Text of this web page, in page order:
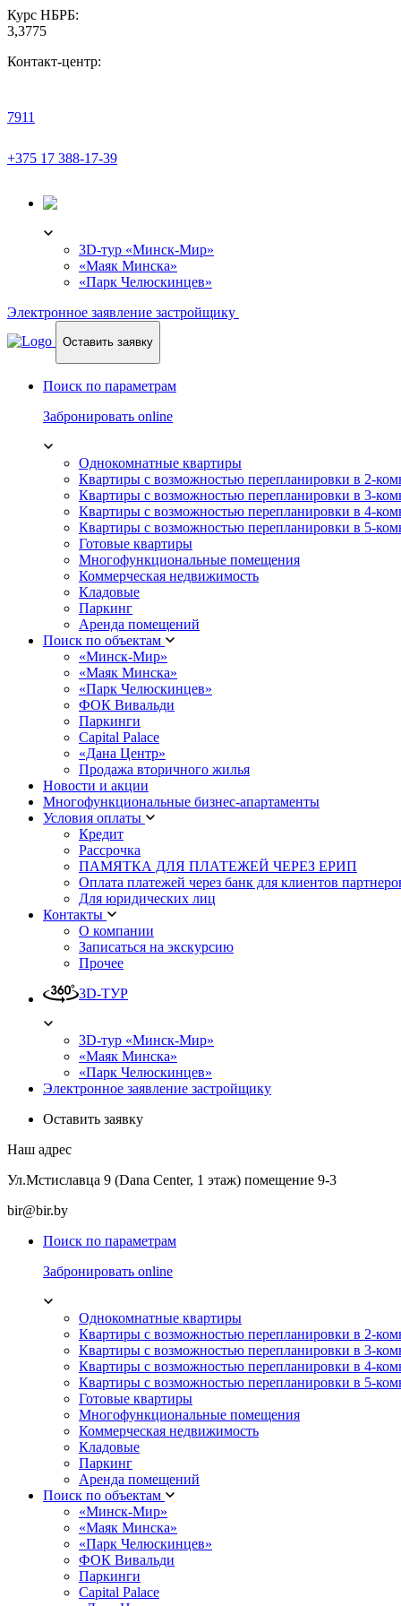
Курс НБРБ:
3,3775
Контакт-центр:
7911
+375 17 388-17-39
3D-тур «Минск-Мир»
«Маяк Минска»
«Парк Челюскинцев»
Электронное заявление застройщику
Оставить заявку
Поиск по параметрам
Забронировать online
Однокомнатные квартиры
Квартиры с возможностью перепланировки в 2-
Квартиры с возможностью перепланировки в 3-
Квартиры с возможностью перепланировки в 4-
Квартиры с возможностью перепланировки в 5-
Готовые квартиры
Многофункциональные помещения
Коммерческая недвижимость
Кладовые
Паркинг
Аренда помещений
Поиск по объектам
«Минск-Мир»
«Маяк Минска»
«Парк Челюскинцев»
ФОК Вивальди
Паркинги
Capital Palace
«Дана Центр»
Продажа вторичного жилья
Новости и акции
Многофункциональные бизнес-апартаменты
Условия оплаты
Кредит
Рассрочка
ПАМЯТКА ДЛЯ ПЛАТЕЖЕЙ ЧЕРЕЗ ЕРИП
Оплата платежей через банк для клиентов
Для юридических лиц
Контакты
О компании
Записаться на экскурсию
Прочее
3D-ТУР
3D-тур «Минск-Мир»
«Маяк Минска»
«Парк Челюскинцев»
Электронное заявление застройщику
Оставить заявку
Наш адрес
Ул.Мстиславца 9 (Dana Center, 1 этаж) помещение 9-3
bir@bir.by
Поиск по параметрам
Забронировать online
Однокомнатные квартиры
Квартиры с возможностью перепланировки в 2-
Квартиры с возможностью перепланировки в 3-
Квартиры с возможностью перепланировки в 4-
Квартиры с возможностью перепланировки в 5-
Готовые квартиры
Многофункциональные помещения
Коммерческая недвижимость
Кладовые
Паркинг
Аренда помещений
Поиск по объектам
«Минск-Мир»
«Маяк Минска»
«Парк Челюскинцев»
ФОК Вивальди
Паркинги
Capital Palace